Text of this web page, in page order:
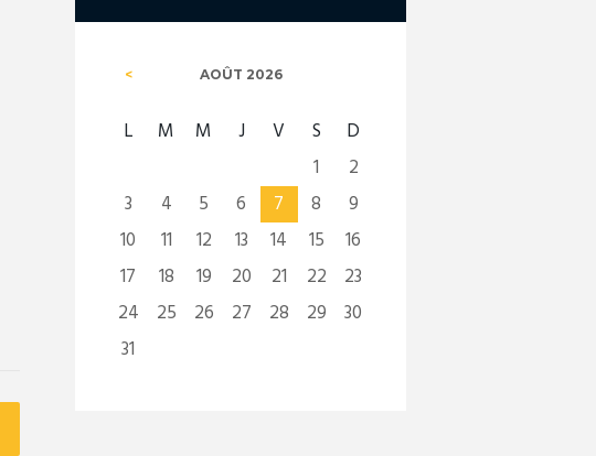
AOÛT 2026
L M M J V S
D
1
2
3
4 5 6 7 8
9
10
11 12 13 14 15
16
17
18 19 20 21 22
23
24
25 26 27 28 29
30
31